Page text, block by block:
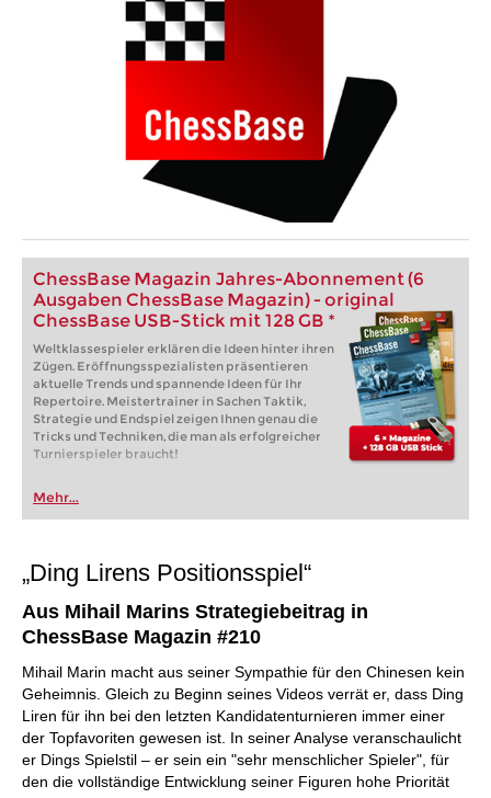
ChessBase Magazin Jahres-Abonnement (6
Ausgaben ChessBase Magazin) - original
ChessBase USB-Stick mit 128 GB *
Weltklassespieler erklären die Ideen hinter ihren
Zügen. Eröffnungsspezialisten präsentieren
aktuelle Trends und spannende Ideen für Ihr
Repertoire. Meistertrainer in Sachen Taktik,
Strategie und Endspiel zeigen Ihnen genau die
Tricks und Techniken, die man als erfolgreicher
Turnierspieler braucht!
Mehr...
„Ding Lirens Positionsspiel“
Aus Mihail Marins Strategiebeitrag in
ChessBase Magazin #210
Mihail Marin macht aus seiner Sympathie für den Chinesen kein
Geheimnis. Gleich zu Beginn seines Videos verrät er, dass Ding
Liren für ihn bei den letzten Kandidatenturnieren immer einer
der Topfavoriten gewesen ist. In seiner Analyse veranschaulicht
er Dings Spielstil – er sein ein "sehr menschlicher Spieler", für
den die vollständige Entwicklung seiner Figuren hohe Priorität